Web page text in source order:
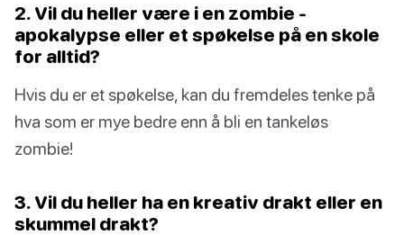
2. Vil du heller være i en zombie -
apokalypse eller et spøkelse på en skole
for alltid?
Hvis du er et spøkelse, kan du fremdeles tenke på
hva som er mye bedre enn å bli en tankeløs
zombie!
3. Vil du heller ha en kreativ drakt eller en
skummel drakt?